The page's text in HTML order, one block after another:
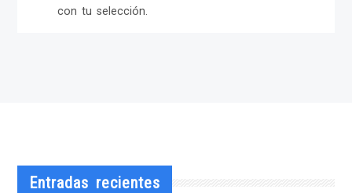
con tu selección.
Entradas recientes